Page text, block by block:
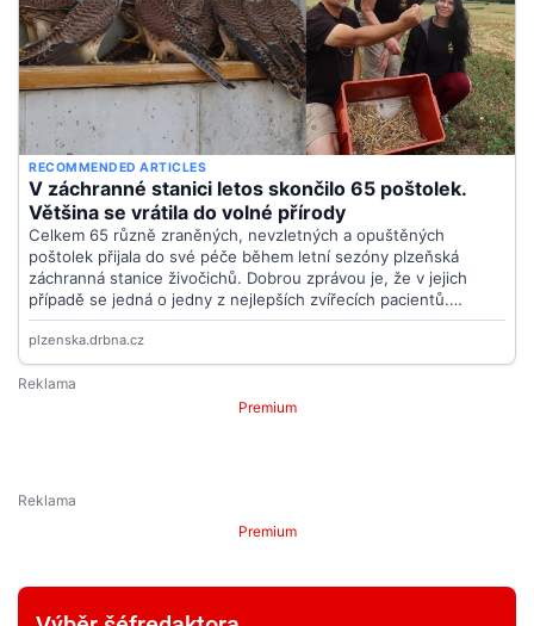
Premium
Premium